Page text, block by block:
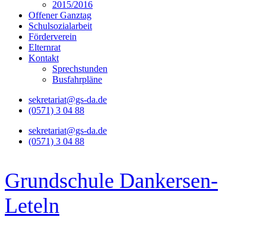
2015/2016
Offener Ganztag
Schulsozialarbeit
Förderverein
Elternrat
Kontakt
Sprechstunden
Busfahrpläne
sekretariat@gs-da.de
(0571) 3 04 88
sekretariat@gs-da.de
(0571) 3 04 88
Grundschule Dankersen-
Leteln